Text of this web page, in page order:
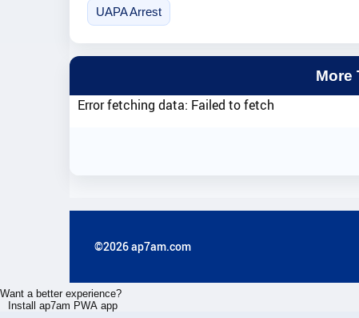
UAPA Arrest
More
Error fetching data: Failed to fetch
©2026 ap7am.com
Want a better experience?
Install ap7am PWA app